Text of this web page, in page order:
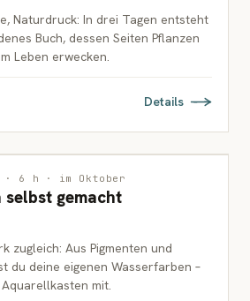
Naturdruck: In drei Tagen entsteht
Buch, dessen Seiten Pflanzen
Leben erwecken.
Details
· 6 h · im Oktober
gemacht
zugleich: Aus Pigmenten und
du deine eigenen Wasserfarben –
mit.